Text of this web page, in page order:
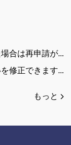
請が必要ですか？
正できますか？
もっと